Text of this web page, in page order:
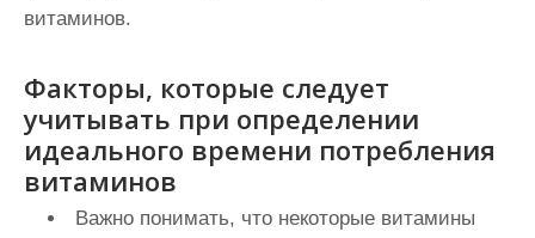
витаминов.
Факторы, которые следует
учитывать при определении
идеального времени потребления
витаминов
Важно понимать, что некоторые витамины